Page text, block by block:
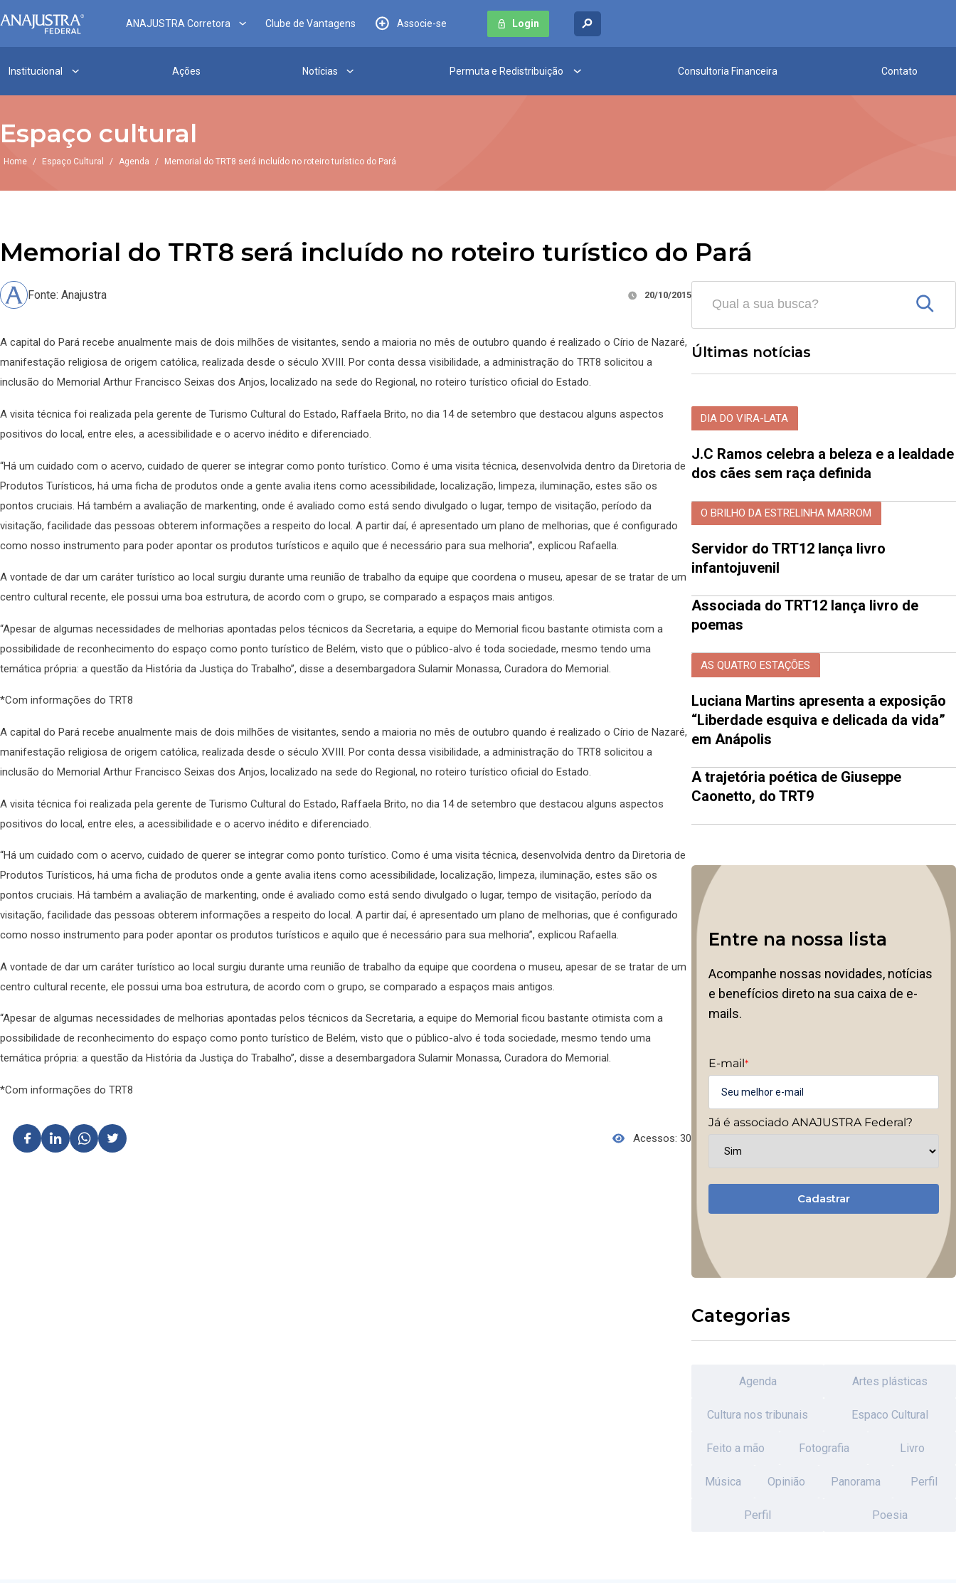
ANAJUSTRA Corretora Clube de Vantagens Associe-se Login
Institucional Ações Notícias Permuta e Redistribuição Consultoria Financeira Contato
Espaço cultural
Home / Espaço Cultural / Agenda / Memorial do TRT8 será incluído no roteiro turístico do Pará
Memorial do TRT8 será incluído no roteiro turístico do Pará
Fonte: Anajustra 20/10/2015
A capital do Pará recebe anualmente mais de dois milhões de visitantes, sendo a maioria no mês de outubro quando é realizado o Círio de Nazaré,
manifestação religiosa de origem católica, realizada desde o século XVIII. Por conta dessa visibilidade, a administração do TRT8 solicitou a
inclusão do Memorial Arthur Francisco Seixas dos Anjos, localizado na sede do Regional, no roteiro turístico oficial do Estado.
A visita técnica foi realizada pela gerente de Turismo Cultural do Estado, Raffaela Brito, no dia 14 de setembro que destacou alguns aspectos
positivos do local, entre eles, a acessibilidade e o acervo inédito e diferenciado.
“Há um cuidado com o acervo, cuidado de querer se integrar como ponto turístico. Como é uma visita técnica, desenvolvida dentro da Diretoria de
Produtos Turísticos, há uma ficha de produtos onde a gente avalia itens como acessibilidade, localização, limpeza, iluminação, estes são os
pontos cruciais. Há também a avaliação de markenting, onde é avaliado como está sendo divulgado o lugar, tempo de visitação, período da
visitação, facilidade das pessoas obterem informações a respeito do local. A partir daí, é apresentado um plano de melhorias, que é configurado
como nosso instrumento para poder apontar os produtos turísticos e aquilo que é necessário para sua melhoria”, explicou Rafaella.
A vontade de dar um caráter turístico ao local surgiu durante uma reunião de trabalho da equipe que coordena o museu, apesar de se tratar de um
centro cultural recente, ele possui uma boa estrutura, de acordo com o grupo, se comparado a espaços mais antigos.
“Apesar de algumas necessidades de melhorias apontadas pelos técnicos da Secretaria, a equipe do Memorial ficou bastante otimista com a
possibilidade de reconhecimento do espaço como ponto turístico de Belém, visto que o público-alvo é toda sociedade, mesmo tendo uma
temática própria: a questão da História da Justiça do Trabalho”, disse a desembargadora Sulamir Monassa, Curadora do Memorial.
*Com informações do TRT8
A capital do Pará recebe anualmente mais de dois milhões de visitantes, sendo a maioria no mês de outubro quando é realizado o Círio de Nazaré,
manifestação religiosa de origem católica, realizada desde o século XVIII. Por conta dessa visibilidade, a administração do TRT8 solicitou a
inclusão do Memorial Arthur Francisco Seixas dos Anjos, localizado na sede do Regional, no roteiro turístico oficial do Estado.
A visita técnica foi realizada pela gerente de Turismo Cultural do Estado, Raffaela Brito, no dia 14 de setembro que destacou alguns aspectos
positivos do local, entre eles, a acessibilidade e o acervo inédito e diferenciado.
“Há um cuidado com o acervo, cuidado de querer se integrar como ponto turístico. Como é uma visita técnica, desenvolvida dentro da Diretoria de
Produtos Turísticos, há uma ficha de produtos onde a gente avalia itens como acessibilidade, localização, limpeza, iluminação, estes são os
pontos cruciais. Há também a avaliação de markenting, onde é avaliado como está sendo divulgado o lugar, tempo de visitação, período da
visitação, facilidade das pessoas obterem informações a respeito do local. A partir daí, é apresentado um plano de melhorias, que é configurado
como nosso instrumento para poder apontar os produtos turísticos e aquilo que é necessário para sua melhoria”, explicou Rafaella.
A vontade de dar um caráter turístico ao local surgiu durante uma reunião de trabalho da equipe que coordena o museu, apesar de se tratar de um
centro cultural recente, ele possui uma boa estrutura, de acordo com o grupo, se comparado a espaços mais antigos.
“Apesar de algumas necessidades de melhorias apontadas pelos técnicos da Secretaria, a equipe do Memorial ficou bastante otimista com a
possibilidade de reconhecimento do espaço como ponto turístico de Belém, visto que o público-alvo é toda sociedade, mesmo tendo uma
temática própria: a questão da História da Justiça do Trabalho”, disse a desembargadora Sulamir Monassa, Curadora do Memorial.
*Com informações do TRT8
Acessos: 30
Últimas notícias
DIA DO VIRA-LATA
J.C Ramos celebra a beleza e a lealdade
dos cães sem raça definida
O BRILHO DA ESTRELINHA MARROM
Servidor do TRT12 lança livro
infantojuvenil
Associada do TRT12 lança livro de
poemas
AS QUATRO ESTAÇÕES
Luciana Martins apresenta a exposição
“Liberdade esquiva e delicada da vida”
em Anápolis
A trajetória poética de Giuseppe
Caonetto, do TRT9
Entre na nossa lista
Acompanhe nossas novidades, notícias
e benefícios direto na sua caixa de e-
mails.
E-mail*
Já é associado ANAJUSTRA Federal?
Cadastrar
Categorias
Agenda Artes plásticas
Cultura nos tribunais Espaco Cultural
Feito a mão Fotografia Livro
Música Opinião Panorama Perfil
Perfil Poesia